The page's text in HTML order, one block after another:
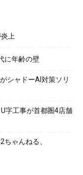
上
に年齢の壁
シャドーAI対策ソリ
字工事が首都圏4店舗
ちゃんねる、